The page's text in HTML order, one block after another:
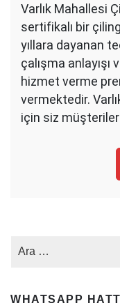
Varlık Mahallesi
sertifikalı bir
yıllara dayanan
çalışma
hizmet verme
vermektedir.
için siz
WHATSAPP HATTI